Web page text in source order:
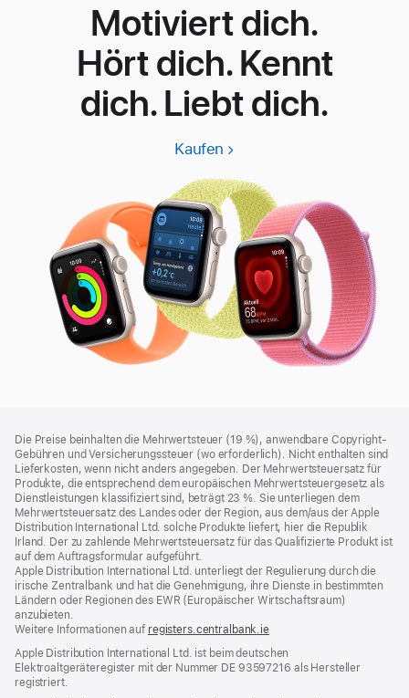
Motiviert dich.
Hört dich. Kennt
dich. Liebt dich.
Kaufen Apple
SE
Die Preise beinhalten die Mehrwertsteuer (19 %), anwendbare Copyright-
Gebühren und Versicherungssteuer (wo erforderlich). Nicht enthalten sind
Lieferkosten, wenn nicht anders angegeben. Der Mehrwertsteuersatz für
Produkte, die entsprechend dem europäischen Mehrwertsteuergesetz als
Dienstleistungen klassifiziert sind, beträgt 23 %. Sie unterliegen dem
Mehrwertsteuersatz des Landes oder der Region, aus dem/aus der Apple
Distribution International Ltd. solche Produkte liefert, hier die Republik
Irland. Der zu zahlende Mehrwertsteuersatz für das Qualifizierte Produkt ist
auf dem Auftragsformular aufgeführt.
Apple Distribution International Ltd. unterliegt der Regulierung durch die
irische Zentralbank und hat die Genehmigung, ihre Dienste in bestimmten
Ländern oder Regionen des EWR (Europäischer Wirtschaftsraum)
anzubieten.
Weitere Informationen auf registers.centralbank.ie
Apple Distribution International Ltd. ist beim deutschen
Elektroaltgeräteregister mit der Nummer DE 93597216 als Hersteller
registriert.